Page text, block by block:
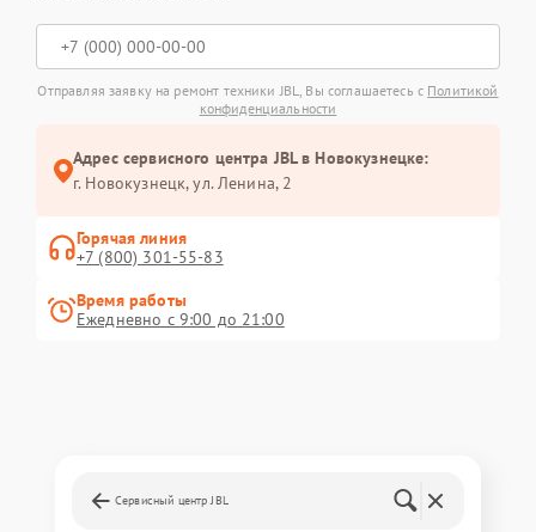
Отправляя заявку на ремонт техники JBL, Вы соглашаетесь с Политикой
конфиденциальности
Адрес сервисного центра JBL в Новокузнецке:
г. Новокузнецк, ул. Ленина, 2
Горячая линия
+7 (800) 301-55-83
Время работы
Ежедневно с 9:00 до 21:00
Сервисный центр JBL